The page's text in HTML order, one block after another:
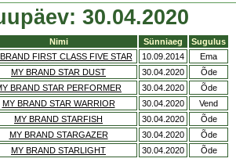
30.04.2020
Nimi Sünniaeg
Sugulus
FIRST CLASS FIVE STAR 10.09.2014
Ema
MY BRAND STAR DUST 30.04.2020
Õde
BRAND STAR PERFORMER 30.04.2020
Õde
MY BRAND STAR WARRIOR 30.04.2020
Vend
MY BRAND STARFISH 30.04.2020
Õde
MY BRAND STARGAZER 30.04.2020
Õde
MY BRAND STARLIGHT 30.04.2020 Õde